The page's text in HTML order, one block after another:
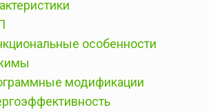
особенности
модификации